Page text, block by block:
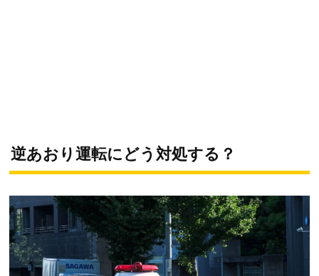
逆あおり運転にどう対処する？